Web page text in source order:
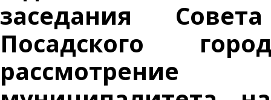
заседания
Посадского